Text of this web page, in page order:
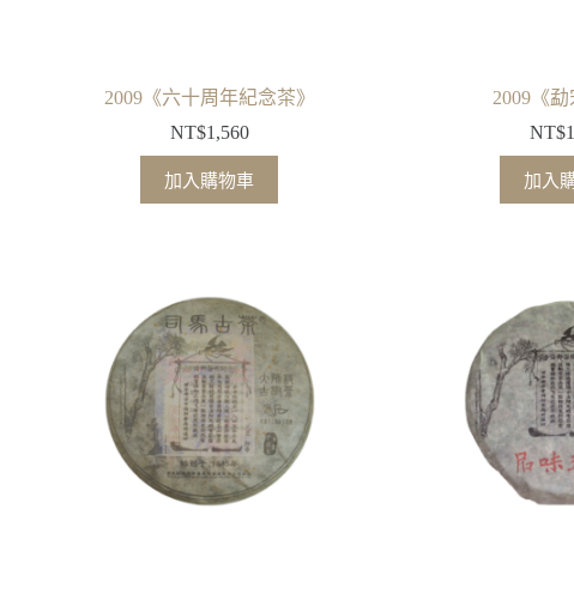
2009《六十周年紀念茶》
NT$1,560
加入購物車
2009《勐
NT$
加入